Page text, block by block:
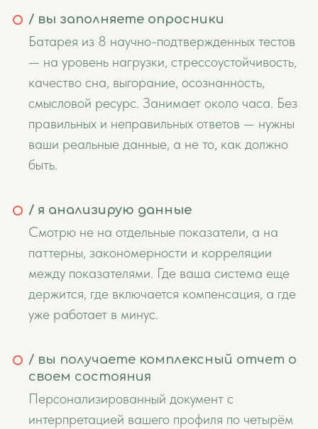
/ вы заполняете опросники
Батарея из 8 научно-подтвержденных тестов
— на уровень нагрузки, стрессоустойчивость,
качество сна, выгорание, осознанность,
смысловой ресурс. Занимает около часа. Без
правильных и неправильных ответов — нужны
ваши реальные данные, а не то, как должно
быть.
/ я анализирую данные
Смотрю не на отдельные показатели, а на
паттерны, закономерности и корреляции
между показателями. Где ваша система еще
держится, где включается компенсация, а где
уже работает в минус.
/ вы получаете комплексный отчет о
своем состояния
Персонализированный документ с
интерпретацией вашего профиля по четырём